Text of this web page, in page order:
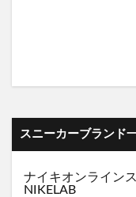
スニーカーブランド
ナイキオンライン
NIKELAB